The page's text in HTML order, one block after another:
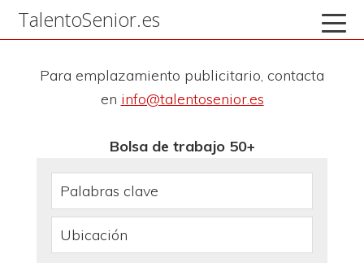
Saltar
a
navegación
Saltar
al
principal
Saltar
a
TalentoSenior.es
Para emplazamiento publicitario, contacta
en info@talentosenior.es
Bolsa de trabajo 50+